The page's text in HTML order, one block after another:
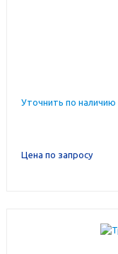
Уточнить по наличию
Цена по запросу